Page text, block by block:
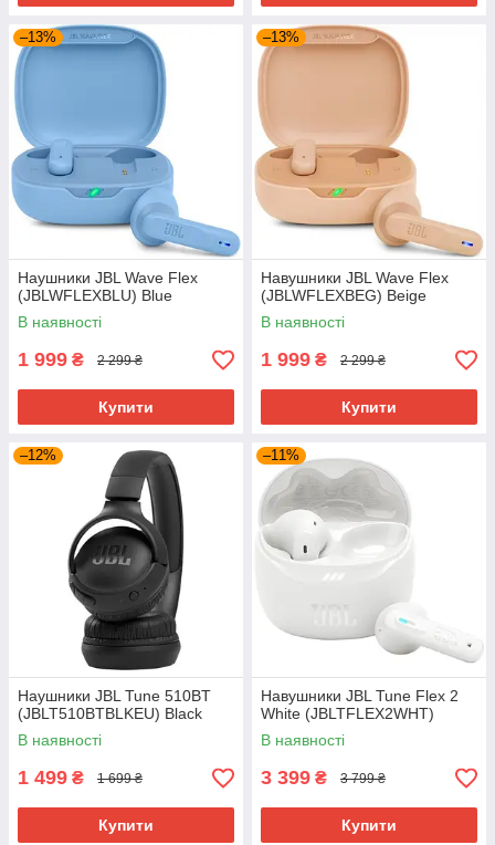
–13%
Наушники JBL Wave Flex
(JBLWFLEXBLU) Blue
В наявності
1 999 ₴ 2 299 ₴
Купити
–13%
Навушники JBL Wave Flex
(JBLWFLEXBEG) Beige
В наявності
1 999 ₴ 2 299 ₴
Купити
–12%
Наушники JBL Tune 510BT
(JBLT510BTBLKEU) Black
В наявності
1 499 ₴ 1 699 ₴
Купити
–11%
Навушники JBL Tune Flex 2
White (JBLTFLEX2WHT)
В наявності
3 399 ₴ 3 799 ₴
Купити